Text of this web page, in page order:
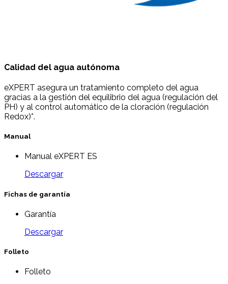
Calidad del agua autónoma
eXPERT asegura un tratamiento completo del agua
gracias a la gestión del equilibrio del agua (regulación del
PH) y al control automático de la cloración (regulación
Redox)*.
Manual
Manual eXPERT ES
Descargar
Fichas de garantía
Garantía
Descargar
Folleto
Folleto